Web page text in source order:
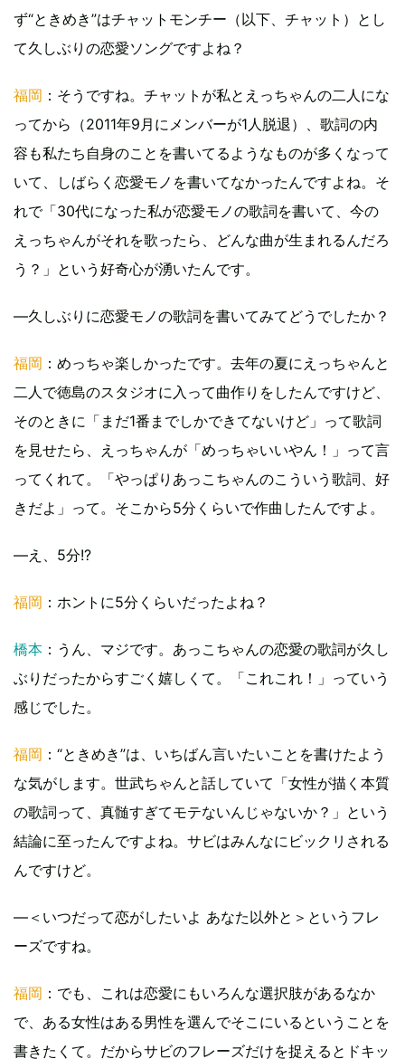
ず“ときめき”はチャットモンチー（以下、チャット）とし
て久しぶりの恋愛ソングですよね？
福岡 ：そうですね。チャットが私とえっちゃんの二人にな
ってから（2011年9月にメンバーが1人脱退）、歌詞の内
容も私たち自身のことを書いてるようなものが多くなって
いて、しばらく恋愛モノを書いてなかったんですよね。そ
れで「30代になった私が恋愛モノの歌詞を書いて、今の
えっちゃんがそれを歌ったら、どんな曲が生まれるんだろ
う？」という好奇心が湧いたんです。
―久しぶりに恋愛モノの歌詞を書いてみてどうでしたか？
福岡 ：めっちゃ楽しかったです。去年の夏にえっちゃんと
二人で徳島のスタジオに入って曲作りをしたんですけど、
そのときに「まだ1番までしかできてないけど」って歌詞
を見せたら、えっちゃんが「めっちゃいいやん！」って言
ってくれて。「やっぱりあっこちゃんのこういう歌詞、好
きだよ」って。そこから5分くらいで作曲したんですよ。
―え、5分!?
福岡 ：ホントに5分くらいだったよね？
橋本 ：うん、マジです。あっこちゃんの恋愛の歌詞が久し
ぶりだったからすごく嬉しくて。「これこれ！」っていう
感じでした。
福岡 ：“ときめき”は、いちばん言いたいことを書けたよう
な気がします。世武ちゃんと話していて「女性が描く本質
の歌詞って、真髄すぎてモテないんじゃないか？」という
結論に至ったんですよね。サビはみんなにビックリされる
んですけど。
―＜いつだって恋がしたいよ あなた以外と＞というフレ
ーズですね。
福岡 ：でも、これは恋愛にもいろんな選択肢があるなか
で、ある女性はある男性を選んでそこにいるということを
書きたくて。だからサビのフレーズだけを捉えるとドキッ